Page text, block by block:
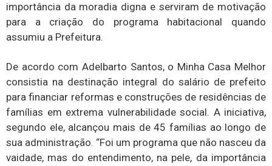
importância da moradia digna e serviram de motivação
para a criação do programa habitacional quando
assumiu a Prefeitura.
De acordo com Adelbarto Santos, o Minha Casa Melhor
consistia na destinação integral do salário de prefeito
para financiar reformas e construções de residências de
famílias em extrema vulnerabilidade social. A iniciativa,
segundo ele, alcançou mais de 45 famílias ao longo de
sua administração. “Foi um programa que não nasceu da
vaidade, mas do entendimento, na pele, da importância